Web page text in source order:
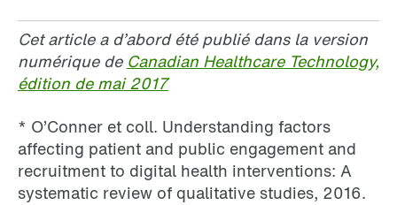
Cet article a d’abord été publié dans la version
numérique de Canadian Healthcare Technology,
édition de mai 2017
* O’Conner et coll. Understanding factors
affecting patient and public engagement and
recruitment to digital health interventions: A
systematic review of qualitative studies, 2016.